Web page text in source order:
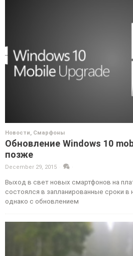
Новости Смарфоны
Обновление Windows 10
позже
December 29, 2015
Выход в свет новых смартфонов на
состоялся в запланированные сроки в
однако с обновлением